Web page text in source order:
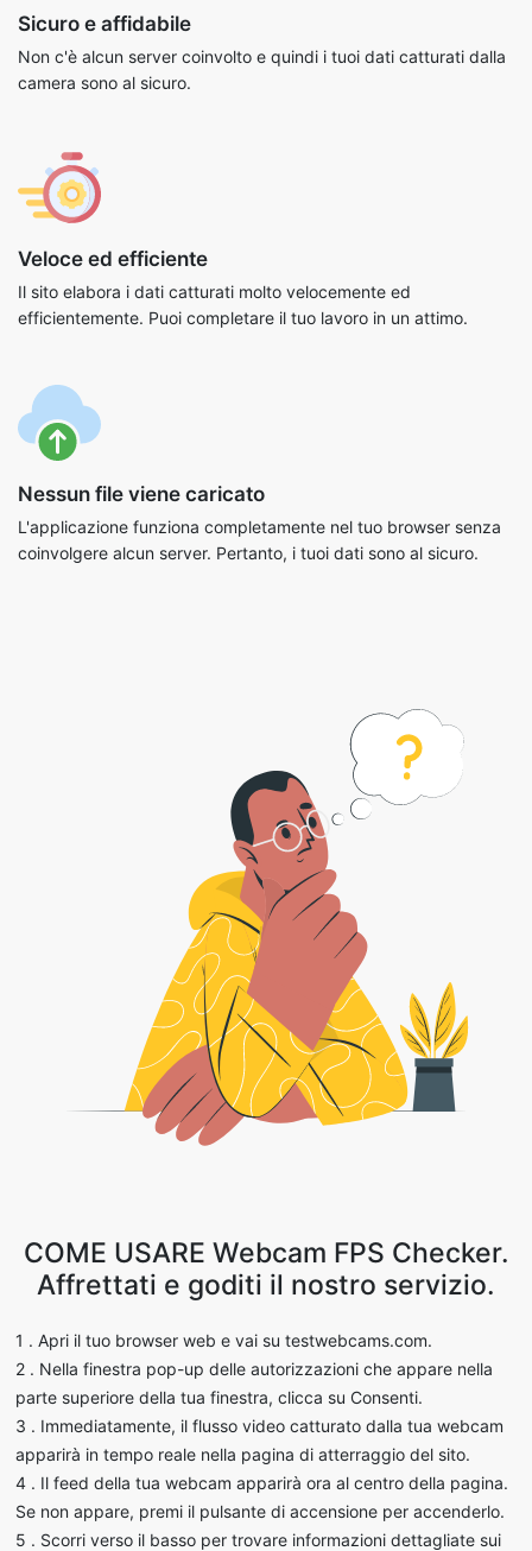
Sicuro e affidabile
Non c'è alcun server coinvolto e quindi i tuoi dati catturati dalla
camera sono al sicuro.
Veloce ed efficiente
Il sito elabora i dati catturati molto velocemente ed
efficientemente. Puoi completare il tuo lavoro in un attimo.
Nessun file viene caricato
L'applicazione funziona completamente nel tuo browser senza
coinvolgere alcun server. Pertanto, i tuoi dati sono al sicuro.
COME USARE Webcam FPS Checker.
Affrettati e goditi il nostro servizio.
1 . Apri il tuo browser web e vai su testwebcams.com.
2 . Nella finestra pop-up delle autorizzazioni che appare nella
parte superiore della tua finestra, clicca su Consenti.
3 . Immediatamente, il flusso video catturato dalla tua webcam
apparirà in tempo reale nella pagina di atterraggio del sito.
4 . Il feed della tua webcam apparirà ora al centro della pagina.
Se non appare, premi il pulsante di accensione per accenderlo.
5 . Scorri verso il basso per trovare informazioni dettagliate sui